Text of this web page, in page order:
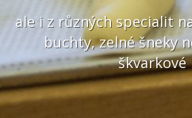
ale i z různých specialit
buchty, zelné šneky
škvarkové